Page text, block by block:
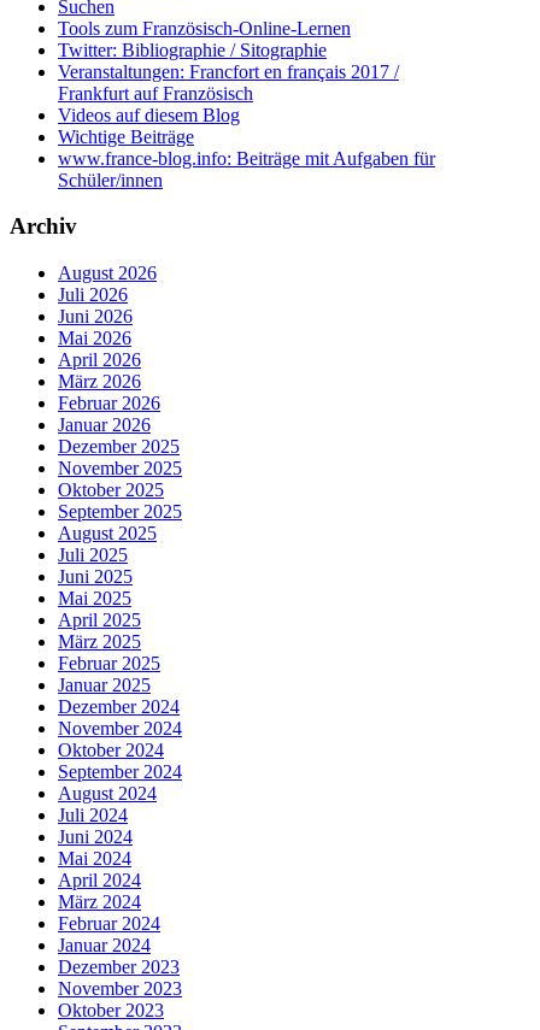
Suchen
Tools zum Französisch-Online-Lernen
Twitter: Bibliographie / Sitographie
Veranstaltungen: Francfort en français 2017 /
Frankfurt auf Französisch
Videos auf diesem Blog
Wichtige Beiträge
www.france-blog.info: Beiträge mit Aufgaben für
Schüler/innen
Archiv
August 2026
Juli 2026
Juni 2026
Mai 2026
April 2026
März 2026
Februar 2026
Januar 2026
Dezember 2025
November 2025
Oktober 2025
September 2025
August 2025
Juli 2025
Juni 2025
Mai 2025
April 2025
März 2025
Februar 2025
Januar 2025
Dezember 2024
November 2024
Oktober 2024
September 2024
August 2024
Juli 2024
Juni 2024
Mai 2024
April 2024
März 2024
Februar 2024
Januar 2024
Dezember 2023
November 2023
Oktober 2023